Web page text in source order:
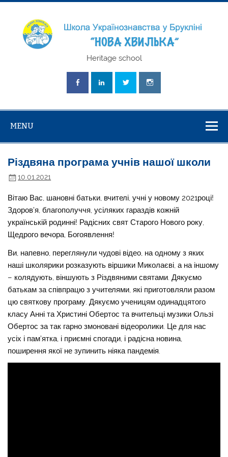
Skip
"Нова
Heritage school
MENU
Різдвяна програма учнів нашої школи
10.01.2021
Вітаю Вас, шановні батьки, вчителі, учні у новому 2021році!
Здоров’я, благополуччя, усіляких гараздів кожній
українській родинні! Радісних свят Старого Нового року,
Щедрого вечора, Богоявлення!
Ви, напевно, переглянули чудові відео, на одному з яких
наші школярики розказують віршики Миколаєві, а на іншому
– колядують, віншують з Різдвяними святами. Дякуємо
батькам за співпрацю з учителями, які приготовляли разом
цю святкову програму. Дякуємо ученицям одинадцятого
класу Анні та Христині Обертос та вчительці музики Ользі
Обертос за так гарно змоновані відеоролики. Це для нас
усіх і пам’ятка, і приємні спогади, і радісна новина,
поширення якої не зупинить ніяка пандемія.